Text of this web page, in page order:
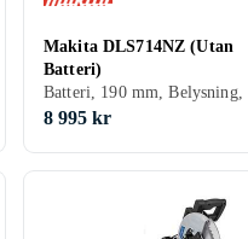
Makita DLS714NZ (Utan
Batteri)
8 995 kr